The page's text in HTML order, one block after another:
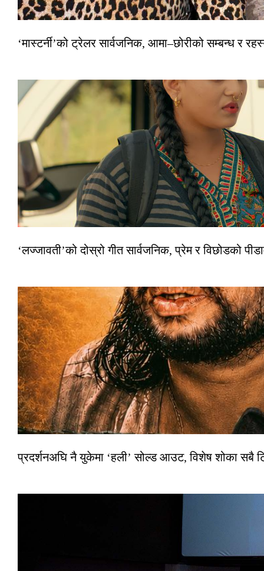
‘मास्टर्नी’को ट्रेलर सार्वजनिक, आमा–छोरीको सम्बन्ध र
‘लज्जावती’को दोस्रो गीत सार्वजनिक, प्रेम र विछोडको
प्रदर्शनअघि नै युकेमा ‘हली’ सोल्ड आउट, विशेष शोका सबै